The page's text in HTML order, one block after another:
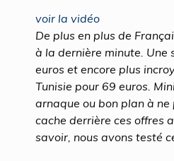
voir la vidéo
De plus en plus de
à la dernière minute. Une
euros et encore plus
Tunisie pour 69 euros.
arnaque ou bon plan à ne
cache derrière ces offres
savoir, nous avons testé